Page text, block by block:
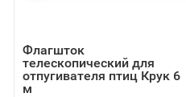
Флагшток
телескопический для
отпугивателя птиц Крук 6
м